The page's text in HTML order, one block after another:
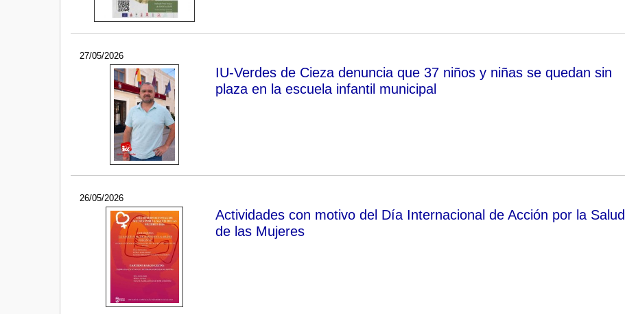
27/05/2026
IU-Verdes de Cieza denuncia que 37 niños y niñas se quedan sin
plaza en la escuela infantil municipal
26/05/2026
Actividades con motivo del Día Internacional de Acción por la Salud
de las Mujeres